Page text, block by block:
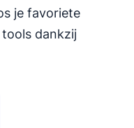
je favoriete
dankzij